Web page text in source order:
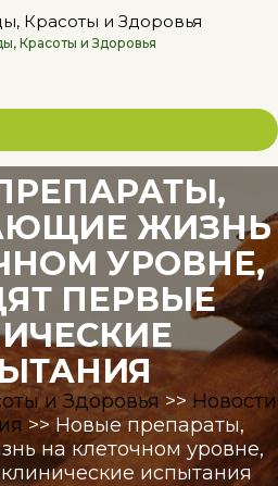
Красоты и Здоровья
ЖИЗНЬ
УРОВНЕ,
ПЕРВЫЕ
и Здоровья >> Новости
>>Новые препараты,
на клеточном уровне,
испытания